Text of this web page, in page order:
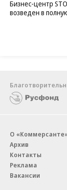
Бизнес-центр
возведен в
О
Архив
Контакты
Реклама
Вакансии